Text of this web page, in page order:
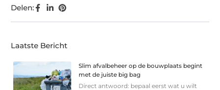
Delen:
Laatste Bericht
Slim afvalbeheer op de bouwplaats begint
met de juiste big bag
Direct antwoord: bepaal eerst wat u wilt